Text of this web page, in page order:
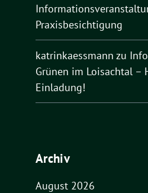
Praxisbesichtigung
katrinkaessmann zu
Grünen im Loisachtal –
Einladung!
Archiv
August 2026